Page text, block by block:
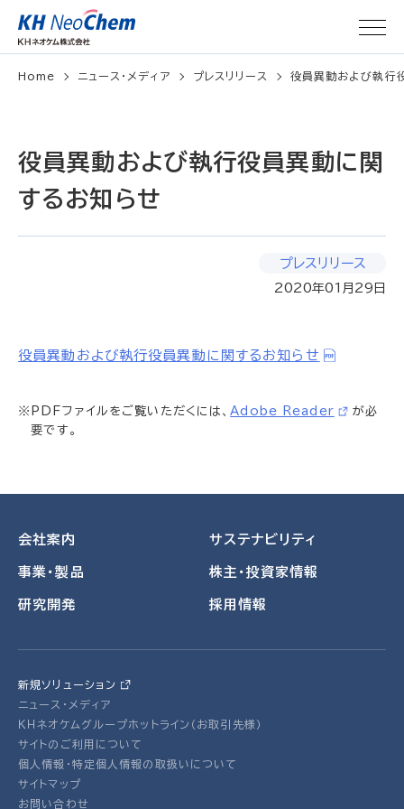
Home ニュース・メディア プレスリリース 役員異動および執行
役員異動および執行役員異動に関
するお知らせ
プレスリリース
2020年01月29日
役員異動および執行役員異動に関するお知らせ
※PDFファイルをご覧いただくには、 Adobe Reader
が必
要です。
会社案内
事業・製品
研究開発
サステナビリティ
株主・投資家情報
採用情報
新規ソリューション
ニュース・メディア
ＫＨネオケムグループホットライン（お取引先様）
サイトのご利用について
個人情報・特定個人情報の取扱いについて
サイトマップ
お問い合わせ